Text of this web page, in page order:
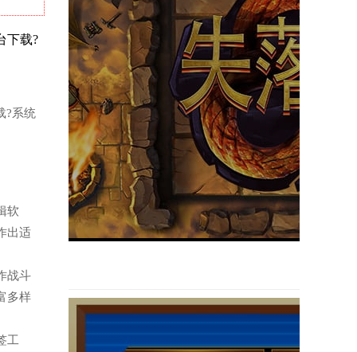
下载?
?系统
软
出适
战斗
多样
工